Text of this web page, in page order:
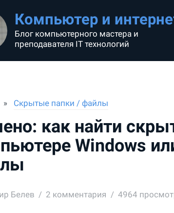
Компьютер и
Блог компьютерного мастера и
преподавателя IT технологий
Скрытые папки / файлы
как найти
Windows
Белев 2 комментария 4964